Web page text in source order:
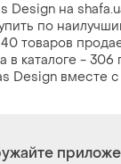
Design на
по
товаров
в каталоге - 306
Design вместе